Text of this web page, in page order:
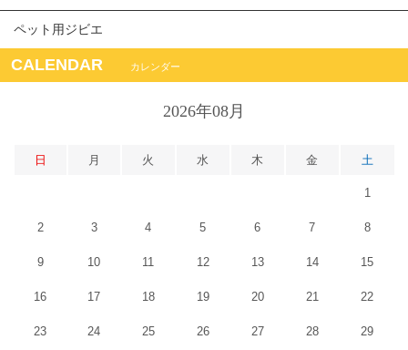
ペット用ジビエ
CALENDAR カレンダー
2026年08月
日 月 火 水 木 金 土
1
2 3 4 5 6 7 8
9 10 11 12 13 14 15
16 17 18 19 20 21 22
23 24 25 26 27 28 29